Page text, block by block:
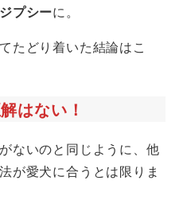
プシーに。
たどり着いた結論はこ
はない！
ないのと同じように、他
が愛犬に合うとは限りま